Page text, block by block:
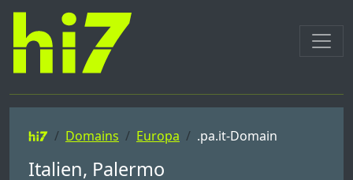
Domains Europa .pa.it-Domain
Italien, Palermo